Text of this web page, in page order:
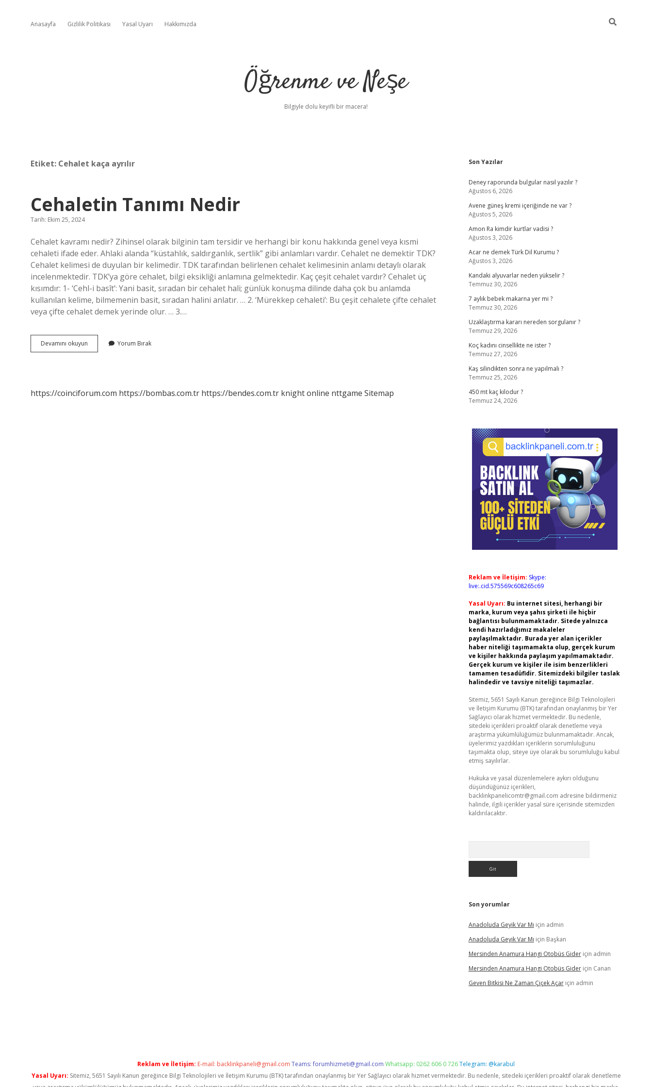
Anasayfa Gizlilik Politikası Yasal Uyarı Hakkımızda
Öğrenme ve Neşe
Bilgiyle dolu keyifli bir macera!
Etiket: Cehalet kaça ayrılır
Cehaletin Tanımı Nedir
Tarih: Ekim 25, 2024
Cehalet kavramı nedir? Zihinsel olarak bilginin tam tersidir ve herhangi bir konu hakkında genel veya kısmi
cehaleti ifade eder. Ahlaki alanda “küstahlık, saldırganlık, sertlik” gibi anlamları vardır. Cehalet ne demektir TDK?
Cehalet kelimesi de duyulan bir kelimedir. TDK tarafından belirlenen cehalet kelimesinin anlamı detaylı olarak
incelenmektedir. TDK’ya göre cehalet, bilgi eksikliği anlamına gelmektedir. Kaç çeşit cehalet vardır? Cehalet üç
kısımdır: 1- ‘Cehl-i basît’: Yani basit, sıradan bir cehalet hali; günlük konuşma dilinde daha çok bu anlamda
kullanılan kelime, bilmemenin basit, sıradan halini anlatır. … 2. ‘Mürekkep cehaleti’: Bu çeşit cehalete çifte cehalet
veya çifte cehalet demek yerinde olur. … 3.…
Devamını okuyun Cehaletin
Tanımı
Yorum Bırak
https://coinciforum.com https://bombas.com.tr https://bendes.com.tr knight online nttgame Sitemap
Sidebar
Son Yazılar
Deney raporunda bulgular nasıl yazılır ?
Ağustos 6, 2026
Avene güneş kremi içeriğinde ne var ?
Ağustos 5, 2026
Amon Ra kimdir kurtlar vadisi ?
Ağustos 3, 2026
Acar ne demek Türk Dil Kurumu ?
Ağustos 3, 2026
Kandaki alyuvarlar neden yükselir ?
Temmuz 30, 2026
7 aylık bebek makarna yer mi ?
Temmuz 30, 2026
Uzaklaştırma kararı nereden sorgulanır ?
Temmuz 29, 2026
Koç kadını cinsellikte ne ister ?
Temmuz 27, 2026
Kaş silindikten sonra ne yapılmalı ?
Temmuz 25, 2026
450 mt kaç kilodur ?
Temmuz 24, 2026
Reklam ve İletişim: Skype:
live:.cid.575569c608265c69
Yasal Uyarı: Bu internet sitesi, herhangi bir
marka, kurum veya şahıs şirketi ile hiçbir
bağlantısı bulunmamaktadır. Sitede yalnızca
kendi hazırladığımız makaleler
paylaşılmaktadır. Burada yer alan içerikler
haber niteliği taşımamakta olup, gerçek kurum
ve kişiler hakkında paylaşım yapılmamaktadır.
Gerçek kurum ve kişiler ile isim benzerlikleri
tamamen tesadüfidir. Sitemizdeki bilgiler taslak
halindedir ve tavsiye niteliği taşımazlar.
Sitemiz, 5651 Sayılı Kanun gereğince Bilgi Teknolojileri
ve İletişim Kurumu (BTK) tarafından onaylanmış bir Yer
Sağlayıcı olarak hizmet vermektedir. Bu nedenle,
sitedeki içerikleri proaktif olarak denetleme veya
araştırma yükümlülüğümüz bulunmamaktadır. Ancak,
üyelerimiz yazdıkları içeriklerin sorumluluğunu
taşımakta olup, siteye üye olarak bu sorumluluğu kabul
etmiş sayılırlar.
Hukuka ve yasal düzenlemelere aykırı olduğunu
düşündüğünüz içerikleri,
backlinkpanelicomtr@gmail.com adresine bildirmeniz
halinde, ilgili içerikler yasal süre içerisinde sitemizden
kaldırılacaktır.
Son yorumlar
Anadoluda Geyik Var Mı için admin
Anadoluda Geyik Var Mı için Başkan
Mersinden Anamura Hangi Otobüs Gideriçin admin
Mersinden Anamura Hangi Otobüs Gideriçin Canan
Geven Bitkisi Ne Zaman Çiçek Açariçin admin
Reklam ve İletişim: E-mail: backlinkpaneli@gmail.com Teams:forumhizmeti@gmail.com Whatsapp: 0262 606 0 726Telegram: @karabul
Yasal Uyarı: Sitemiz, 5651 Sayılı Kanun gereğince Bilgi Teknolojileri ve İletişim Kurumu (BTK) tarafından onaylanmış bir Yer Sağlayıcı olarak hizmet vermektedir. Bu nedenle, sitedeki içerikleri proaktif olarak denetleme